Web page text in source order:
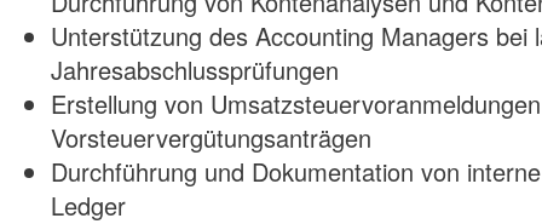
Unterstützung des Accounting Managers bei
Jahresabschlussprüfungen
Erstellung von
Vorsteuervergütungsanträgen
Durchführung und Dokumentation von
Ledger